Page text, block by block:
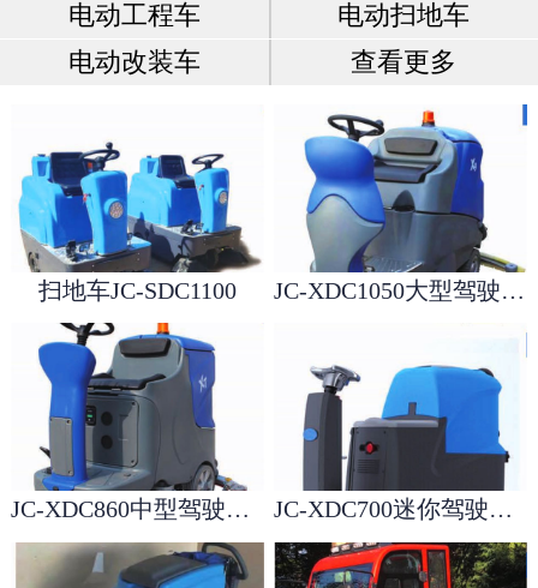
电动工程车
电动扫地车
电动改装车
查看更多
扫地车JC-SDC1100 JC-XDC1050大型驾驶洗地机
JC-XDC860中型驾驶洗地机 JC-XDC700迷你驾驶洗地机